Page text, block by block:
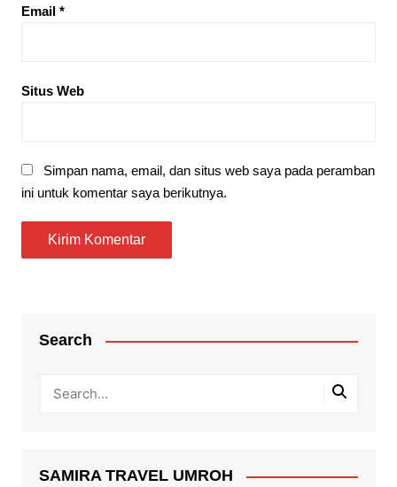
Email *
Situs Web
Simpan nama, email, dan situs web saya pada peramban
ini untuk komentar saya berikutnya.
Search
SAMIRA TRAVEL UMROH